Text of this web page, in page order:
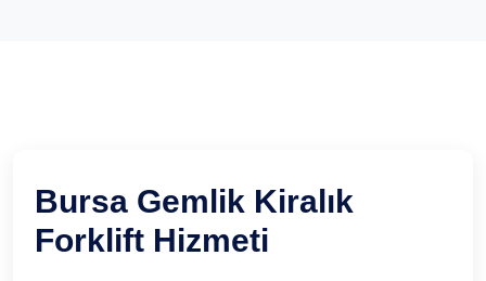
Bursa Gemlik Kiralık
Forklift Hizmeti